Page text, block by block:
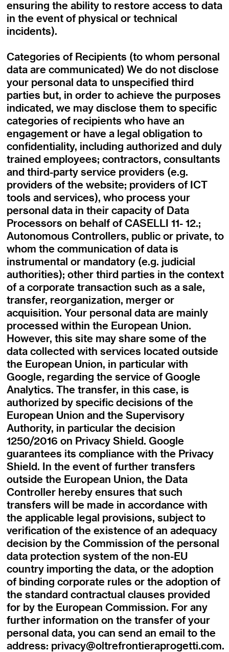
ensuring the ability to restore access to data
in the event of physical or technical
incidents).
Categories of Recipients (to whom personal
data are communicated) We do not disclose
your personal data to unspecified third
parties but, in order to achieve the purposes
indicated, we may disclose them to specific
categories of recipients who have an
engagement or have a legal obligation to
confidentiality, including authorized and duly
trained employees; contractors, consultants
and third-party service providers (e.g.
providers of the website; providers of ICT
tools and services), who process your
personal data in their capacity of Data
Processors on behalf of CASELLI 11- 12.;
Autonomous Controllers, public or private, to
whom the communication of data is
instrumental or mandatory (e.g. judicial
authorities); other third parties in the context
of a corporate transaction such as a sale,
transfer, reorganization, merger or
acquisition. Your personal data are mainly
processed within the European Union.
However, this site may share some of the
data collected with services located outside
the European Union, in particular with
Google, regarding the service of Google
Analytics. The transfer, in this case, is
authorized by specific decisions of the
European Union and the Supervisory
Authority, in particular the decision
1250/2016 on Privacy Shield. Google
guarantees its compliance with the Privacy
Shield. In the event of further transfers
outside the European Union, the Data
Controller hereby ensures that such
transfers will be made in accordance with
the applicable legal provisions, subject to
verification of the existence of an adequacy
decision by the Commission of the personal
data protection system of the non-EU
country importing the data, or the adoption
of binding corporate rules or the adoption of
the standard contractual clauses provided
for by the European Commission. For any
further information on the transfer of your
personal data, you can send an email to the
address: privacy@oltrefrontieraprogetti.com.